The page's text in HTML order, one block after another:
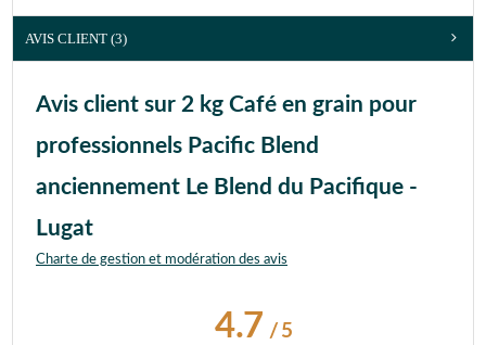
AVIS CLIENT (3)
Avis client sur 2 kg Café en grain pour
professionnels Pacific Blend
anciennement Le Blend du Pacifique -
Lugat
Charte de gestion et modération des avis
4.7/ 5